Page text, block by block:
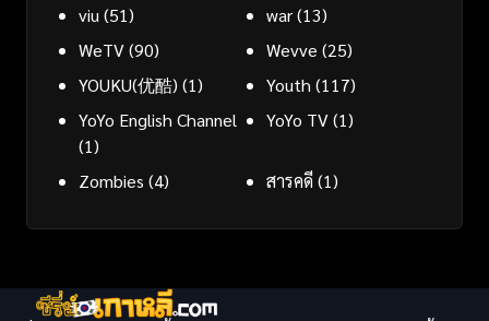
viu (51) war(13)
WeTV(90) Wevve (25)
YOUKU(优酷) (1) Youth (117)
YoYo English Channel
(1)
YoYo TV(1)
Zombies (4) สารคดี(1)